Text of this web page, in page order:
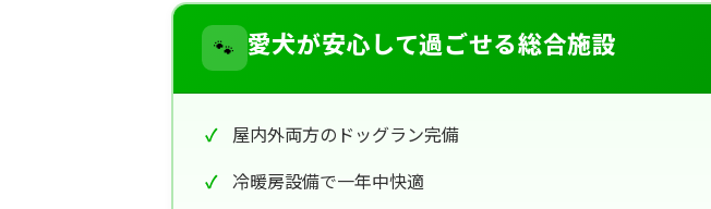
🐾 愛犬が安心して過ごせる総合施設
屋内外両方のドッグラン完備
冷暖房設備で一年中快適